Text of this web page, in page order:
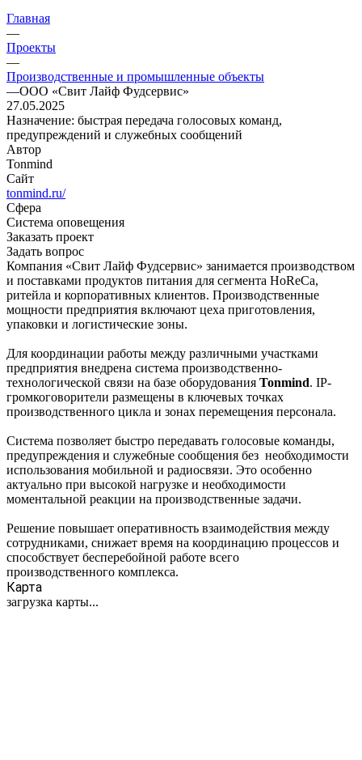
Главная
—
Проекты
—
Производственные и промышленные объекты
—ООО «Свит Лайф Фудсервис»
27.05.2025
Назначение: быстрая передача голосовых команд,
предупреждений и служебных сообщений
Автор
Tonmind
Сайт
tonmind.ru/
Сфера
Система оповещения
Заказать проект
Задать вопрос
Компания «Свит Лайф Фудсервис» занимается производством
и поставками продуктов питания для сегмента HoReCa,
ритейла и корпоративных клиентов. Производственные
мощности предприятия включают цеха приготовления,
упаковки и логистические зоны.
Для координации работы между различными участками
предприятия внедрена система производственно-
технологической связи на базе оборудования Tonmind. IP-
громкоговорители размещены в ключевых точках
производственного цикла и зонах перемещения персонала.
Система позволяет быстро передавать голосовые команды,
предупреждения и служебные сообщения без необходимости
использования мобильной и радиосвязи. Это особенно
актуально при высокой нагрузке и необходимости
моментальной реакции на производственные задачи.
Решение повышает оперативность взаимодействия между
сотрудниками, снижает время на координацию процессов и
способствует бесперебойной работе всего
производственного комплекса.
Карта
загрузка карты...